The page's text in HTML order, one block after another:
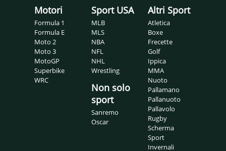
Motori
Formula 1
Formula E
Moto 2
Moto 3
MotoGP
Superbike
WRC
Sport USA
MLB
MLS
NBA
NFL
NHL
Wrestling
Non solo
sport
Sanremo
Oscar
Altri Sport
Atletica
Boxe
Frecette
Golf
Ippica
MMA
Nuoto
Pallamano
Pallanuoto
Pallavolo
Rugby
Scherma
Sport
Invernali